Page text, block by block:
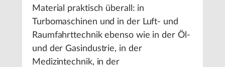
Material praktisch überall: in
Turbomaschinen und in der Luft- und
Raumfahrttechnik ebenso wie in der Öl-
und der Gasindustrie, in der
Medizintechnik, in der